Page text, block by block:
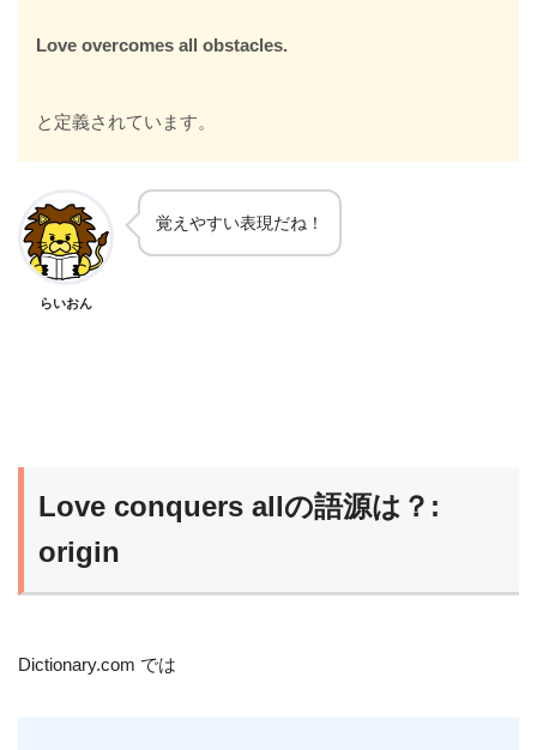
Love overcomes all obstacles.
と定義されています。
らいおん
覚えやすい表現だね！
Love conquers allの語源は？:
origin
Dictionary.com では